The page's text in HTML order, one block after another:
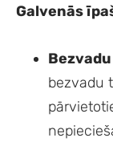
Galvenās
bezvadu